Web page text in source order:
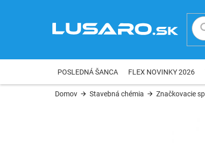
POSLEDNÁ ŠANCA FLEX NOVINKY 2026
Domov Stavebná chémia Značkovacie